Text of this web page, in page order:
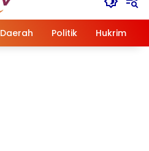
Daerah Politik Hukrim